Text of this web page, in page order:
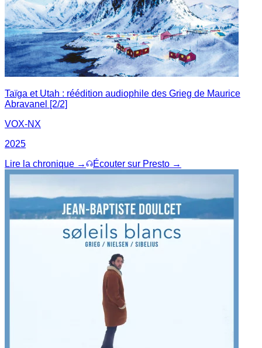
Taïga et Utah : réédition audiophile des Grieg de Maurice
Abravanel [2/2]
VOX-NX
2025
Lire la chronique →
Écouter sur Presto →